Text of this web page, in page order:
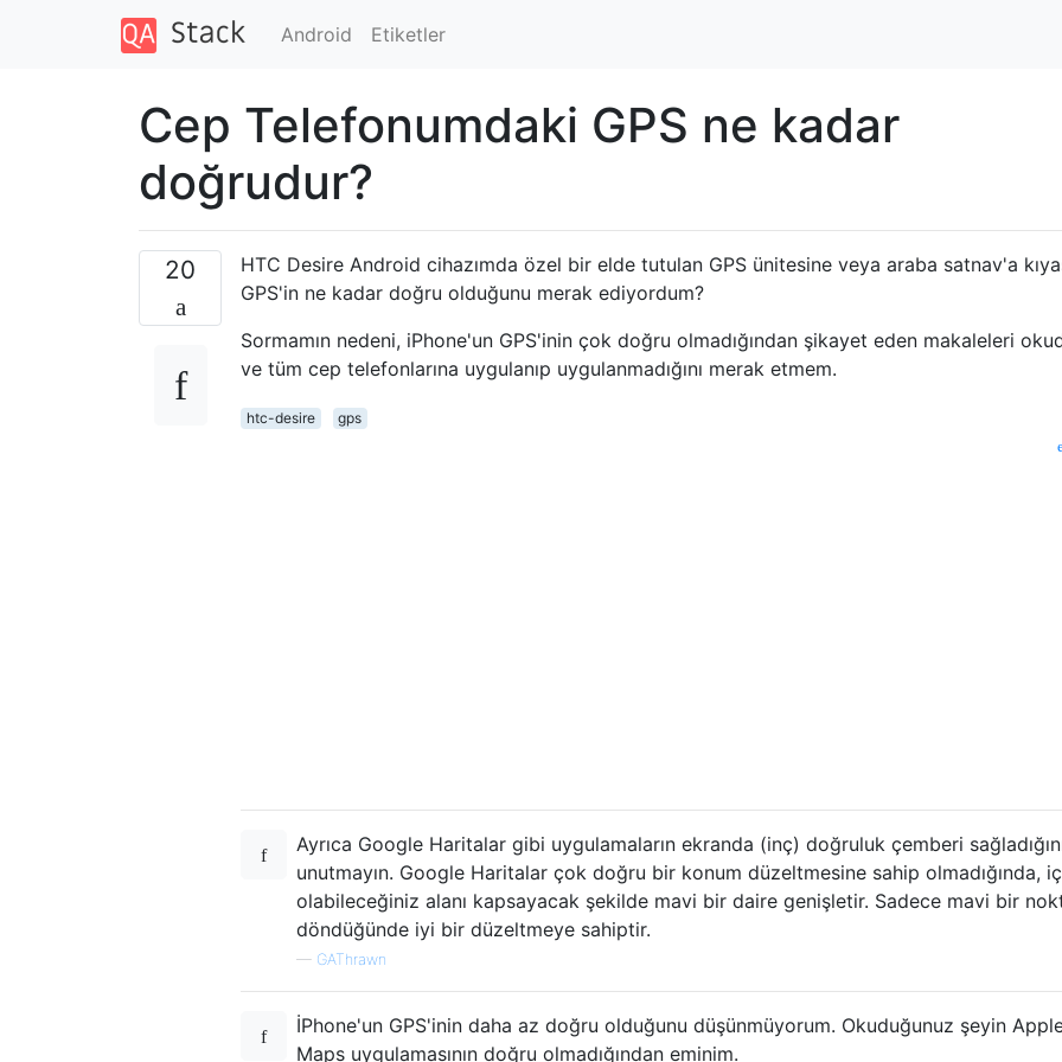
Android Etiketler
Cep Telefonumdaki GPS ne kadar
doğrudur?
20
HTC Desire Android cihazımda özel bir elde tutulan GPS ünitesine veya araba satnav'a
GPS'in ne kadar doğru olduğunu merak ediyordum?
Sormamın nedeni, iPhone'un GPS'inin çok doğru olmadığından şikayet eden makaleleri
ve tüm cep telefonlarına uygulanıp uygulanmadığını merak etmem.
htc-desire gps
Ayrıca Google Haritalar gibi uygulamaların ekranda (inç) doğruluk çemberi
unutmayın. Google Haritalar çok doğru bir konum düzeltmesine sahip olmadığında,
olabileceğiniz alanı kapsayacak şekilde mavi bir daire genişletir. Sadece mavi bir
döndüğünde iyi bir düzeltmeye sahiptir.
— GAThrawn
İPhone'un GPS'inin daha az doğru olduğunu düşünmüyorum. Okuduğunuz şeyin
Maps uygulamasının doğru olmadığından eminim.